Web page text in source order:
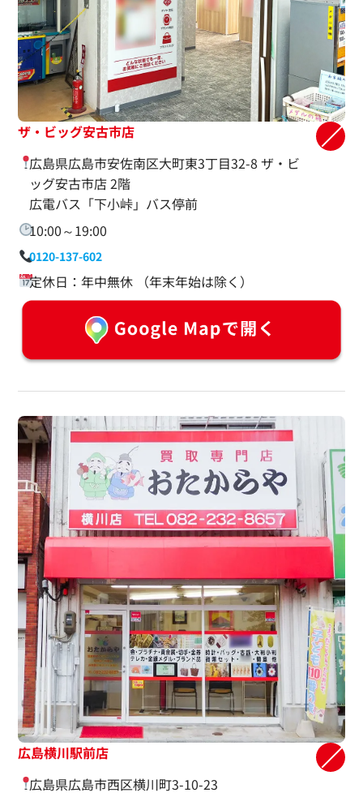
ザ・ビッグ安古市店
広島県広島市安佐南区大町東3丁目32-8 ザ・ビ
ッグ安古市店 2階
広電バス「下小峠」バス停前
10:00～19:00
0120-137-602
定休日：年中無休 （年末年始は除く）
広島横川駅前店
広島県広島市西区横川町3-10-23